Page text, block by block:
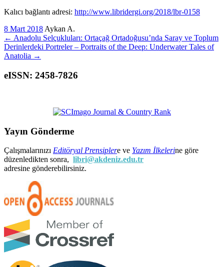
Kalıcı bağlantı adresi: http://www.libridergi.org/2018/lbr-0158
8 Mart 2018 Aykan A.
← Anadolu Selçukluları: Ortaçağ Ortadoğusu’nda Saray ve Toplum
Derinlerdeki Portreler – Portraits of the Deep: Underwater Tales of
Anatolia →
eISSN: 2458-7826
Yayın Gönderme
Çalışmalarınızı Editöryal Prensiplere ve Yazım İlkelerine göre
düzenledikten sonra, libri@akdeniz.edu.tr
adresine gönderebilirsiniz.